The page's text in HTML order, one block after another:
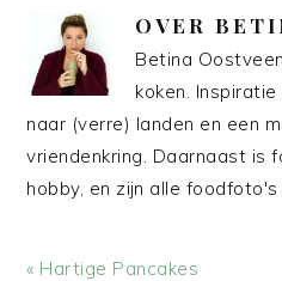
OVER
Betina
koken.
naar (verre) landen en een
vriendenkring. Daarnaast is
hobby, en zijn alle foodfoto's
Vorig
« Hartige Pancakes